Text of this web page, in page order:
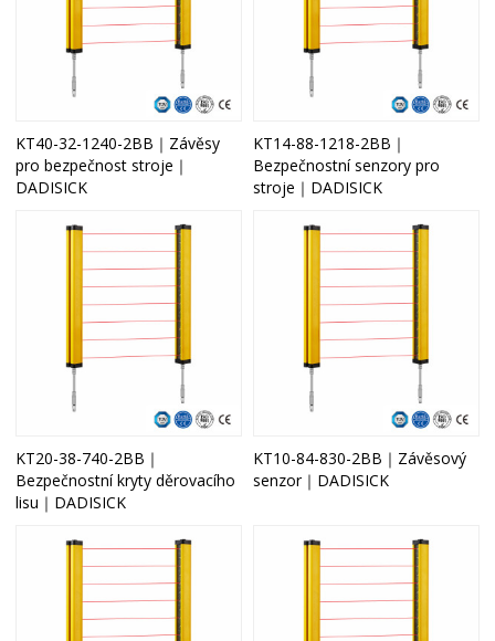
KT40-32-1240-2BB｜Závěsy
pro bezpečnost stroje｜
DADISICK
KT14-88-1218-2BB｜
Bezpečnostní senzory pro
stroje｜DADISICK
KT20-38-740-2BB｜
Bezpečnostní kryty děrovacího
lisu｜DADISICK
KT10-84-830-2BB｜Závěsový
senzor｜DADISICK